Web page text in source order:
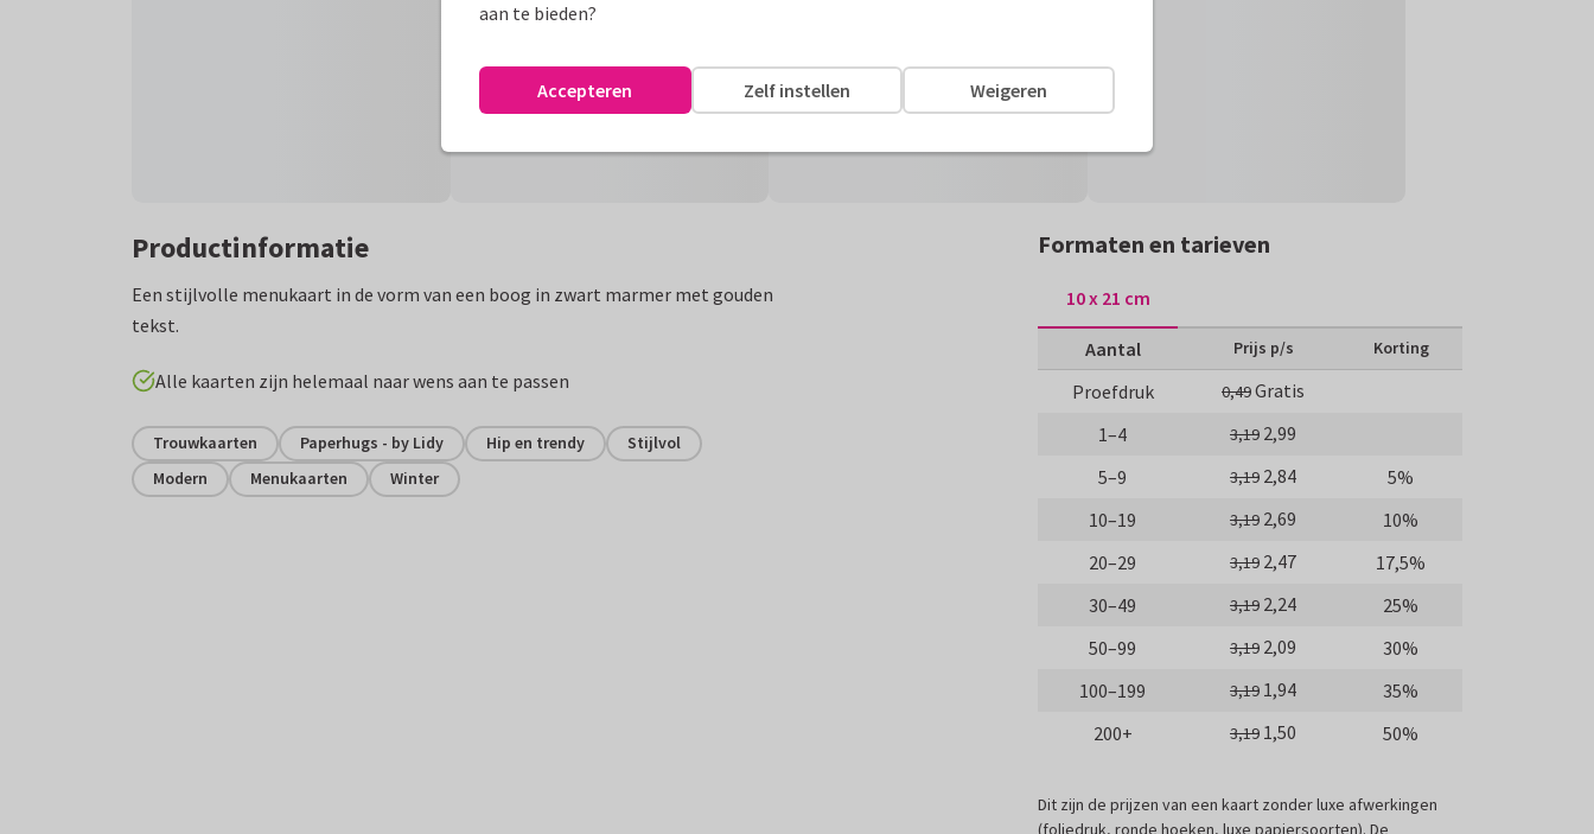
Productinformatie
Een stijlvolle menukaart in de vorm van een boog in zwart marmer met gouden
tekst.
Alle kaarten zijn helemaal naar wens aan te passen
Trouwkaarten Paperhugs - by Lidy Hip en trendy
Stijlvol
Modern
Menukaarten Winter
Formaten en tarieven
10 x 21 cm
Aantal Prijs p/s Korting
Proefdruk 0,49Gratis
1–4
3,19 2,99
5–9
3,19 2,84
5%
10–19
3,19 2,69
10%
20–29
3,19 2,47
17,5%
30–49
3,19 2,24
25%
50–99
3,19 2,09
30%
100–199
3,19 1,94
35%
200+
3,19 1,50 50%
Dit zijn de prijzen van een kaart zonder luxe afwerkingen
(foliedruk, ronde hoeken, luxe papiersoorten). De
aan te bieden?
Weigeren
Zelf instellen
Accepteren